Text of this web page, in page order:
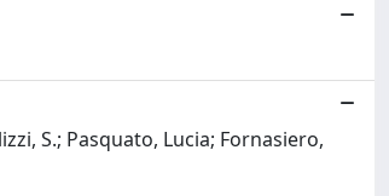
S.; Pasquato, Lucia; Fornasiero,